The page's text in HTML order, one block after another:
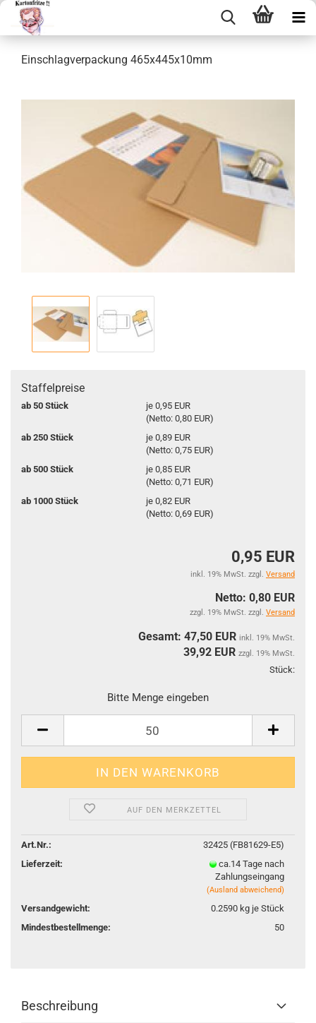
Ein­schlag­ver­pa­ckung 465x445x10mm
Staffelpreise
ab 50 Stück
je 0,95 EUR
(Netto: 0,80 EUR)
ab 250 Stück
je 0,89 EUR
(Netto: 0,75 EUR)
ab 500 Stück
je 0,85 EUR
(Netto: 0,71 EUR)
ab 1000 Stück
je 0,82 EUR
(Netto: 0,69 EUR)
0,95 EUR
inkl. 19% MwSt. zzgl. Versand
Netto: 0,80 EUR
zzgl. 19% MwSt. zzgl. Versand
Gesamt: 47,50 EUR inkl. 19% MwSt.
39,92 EUR zzgl. 19% MwSt.
Stück:
Bitte Menge eingeben
AUF DEN MERKZETTEL
Art.Nr.:
32425 (FB81629-E5)
Lieferzeit:
ca.14 Tage nach
Zahlungseingang
(Ausland abweichend)
Versandgewicht: 0.2590kg je Stück
Mindestbestellmenge:
50
Beschreibung